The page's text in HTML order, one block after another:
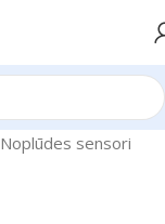
Noplūdes sensori